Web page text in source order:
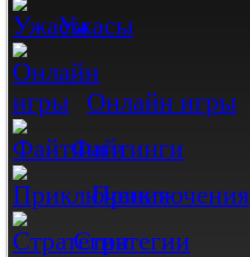
Ужасы
Онлайн игры
Файтинги
Приключения
Стратегии